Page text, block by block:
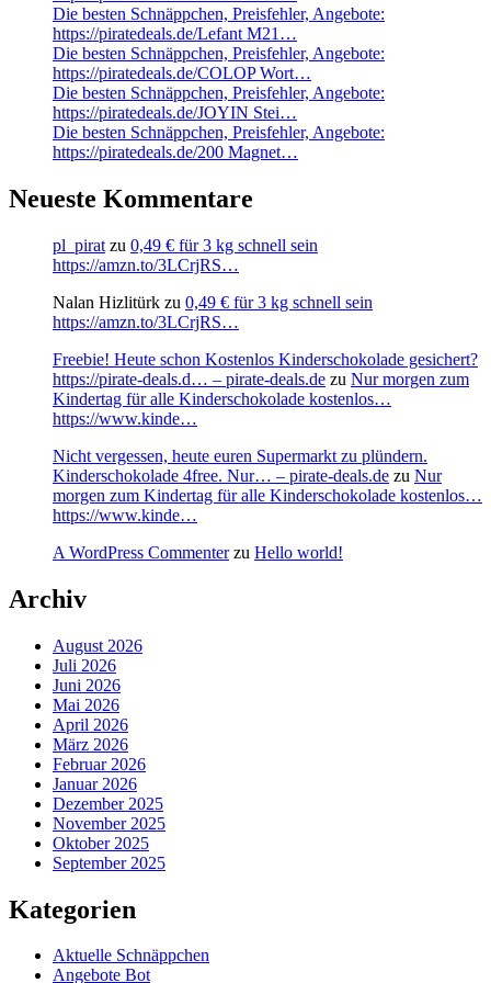
Die besten Schnäppchen, Preisfehler, Angebote:
https://piratedeals.de/Lefant M21…
Die besten Schnäppchen, Preisfehler, Angebote:
https://piratedeals.de/COLOP Wort…
Die besten Schnäppchen, Preisfehler, Angebote:
https://piratedeals.de/JOYIN Stei…
Die besten Schnäppchen, Preisfehler, Angebote:
https://piratedeals.de/200 Magnet…
Neueste Kommentare
pl_pirat zu 0,49 € für 3 kg schnell sein
https://amzn.to/3LCrjRS…
Nalan Hizlitürk zu 0,49 € für 3 kg schnell sein
https://amzn.to/3LCrjRS…
Freebie! Heute schon Kostenlos Kinderschokolade gesichert?
https://pirate-deals.d… – pirate-deals.de zu Nur morgen zum
Kindertag für alle Kinderschokolade kostenlos…
https://www.kinde…
Nicht vergessen, heute euren Supermarkt zu plündern.
Kinderschokolade 4free. Nur… – pirate-deals.de zu Nur
morgen zum Kindertag für alle Kinderschokolade kostenlos…
https://www.kinde…
A WordPress Commenterzu Hello world!
Archiv
August 2026
Juli 2026
Juni 2026
Mai 2026
April 2026
März 2026
Februar 2026
Januar 2026
Dezember 2025
November 2025
Oktober 2025
September 2025
Kategorien
Aktuelle Schnäppchen
Angebote Bot